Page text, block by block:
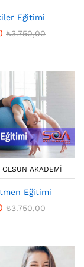
Eğitimi
₺3.750,00
OLSUN AKADEMI
Eğitimi
₺3.750,00